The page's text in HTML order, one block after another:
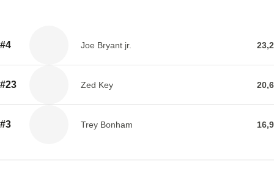
#4 Joe Bryant jr. 23,2
#23 Zed Key 20,6
#3 Trey Bonham 16,9